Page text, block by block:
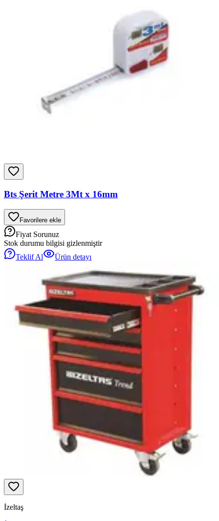
Bts Şerit Metre 3Mt x 16mm
Favorilere ekle
Fiyat Sorunuz
Stok durumu bilgisi gizlenmiştir
Teklif Al
Ürün detayı
İzeltaş